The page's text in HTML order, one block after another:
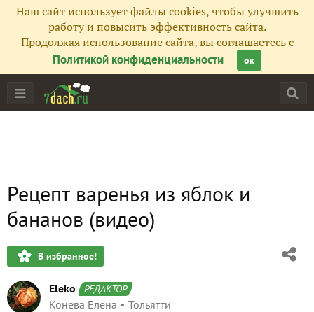
Наш сайт использует файлы cookies, чтобы улучшить
работу и повысить эффективность сайта.
Продолжая использование сайта, вы соглашаетесь с
Политикой конфиденциальности
ок
Рецепт варенья из яблок и
бананов (видео)
В избранное!
Eleko РЕДАКТОР
Конева Елена
Тольятти